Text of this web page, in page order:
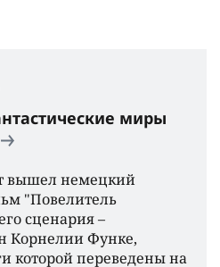
миры
вышел немецкий
"Повелитель
сценария –
Корнелии Функе,
которой переведены на